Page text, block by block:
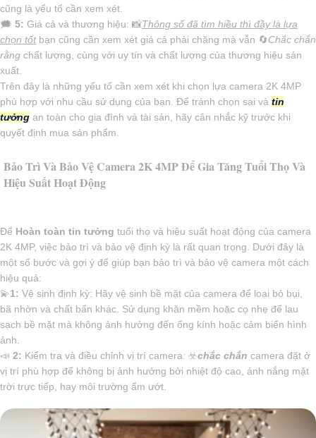
cũng là yếu tố cần xem xét.
🗯️ 5: Giá cả và thương hiệu: 📸Thông số đã tìm hiều thì đầy là lựa
chọn tốt bạn cũng cần xem xét giá cả phải chăng mà vẫn 🔄Chắc chắn
rằng chất lượng, cùng với uy tín và chất lượng của thương hiệu sản
xuất.
Trên đây là những yếu tố cần xem xét khi chọn lựa camera 2K 4MP
phù hợp với nhu cầu sử dụng của bạn. Để tránh chọn sai và tin
tưởng an toàn cho gia đình và tài sản, hãy cân nhắc kỹ trước khi
quyết định mua sản phẩm.
Bảo Trì Và Bảo Vệ Camera 2K 4MP Để Gia Tăng Tuổi Thọ Và
Hiệu Suất Hoạt Động
Để Hoàn toàn tin tưởng tuổi thọ và hiệu suất hoạt động của camera
2K 4MP, việc bảo trì và bảo vệ định kỳ là rất quan trọng. Dưới đây là
một số bước và gợi ý để giúp bạn bảo trì và bảo vệ camera một cách
hiệu quả:
💫1: Vệ sinh định kỳ: Hãy vệ sinh bề mặt của camera để loại bỏ bụi,
bã nhờn và chất bẩn khác. Sử dụng khăn mềm hoặc cọ nhẹ để lau
sạch bề mặt mà không ảnh hưởng đến ống kính hoặc cảm biến hình
ảnh.
📣 2: Kiểm tra và điều chỉnh vị trí camera: ☣️chắc chắn camera đặt ở
vị trí phù hợp để không bị ảnh hưởng bởi nhiệt độ cao, ánh nắng mặt
trời trực tiếp, hay môi trường ẩm ướt.